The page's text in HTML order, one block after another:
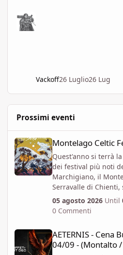
Vackoff26 Luglio26 Lug
Prossimi eventi
Montelago Celtic Festival - XXIII
Montelago Celtic
Quest'anno si terrà
dei festival più noti
Marchigiano, il
Serravalle di Chienti,
Colfiorito in
https://
tantochè I biglietti
permettono l'accesso
05 agosto 2026 Until
0 Commenti
AETERNIS - Cena Buffet + One
AETERNIS - Cena
04/09 - (Montalto /